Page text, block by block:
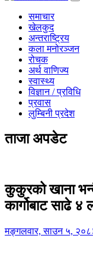
समाचार
खेलकुद
अन्तराष्ट्रिय
कला मनोरञ्जन
रोचक
अर्थ वाणिज्य
स्वास्थ्य
विज्ञान / प्रविधि
प्रवास
लुम्बिनी प्रदेश
ताजा अपडेट
कुकुरको खाना
कार्गोबाट साढे
मङ्गलवार, साउन ५,